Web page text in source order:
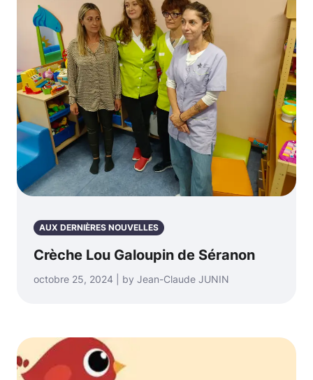
AUX DERNIÈRES NOUVELLES
Crèche Lou Galoupin de Séranon
octobre 25, 2024 | by Jean-Claude JUNIN